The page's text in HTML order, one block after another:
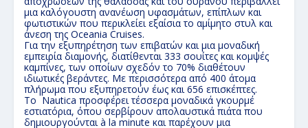
μια καλόγουστη ανανέωση υφασμάτων, επίπλων και
φωτιστικών που περικλείει εξαίσια το αμίμητο στυλ και
άνεση της Oceania Cruises.
Για την εξυπηρέτηση των επιβατών και μια μοναδική
εμπειρία διαμονής, διατίθενται 333 σουίτες και κομψές
καμπίνες, των οποίων σχεδόν το 70% διαθέτουν
ιδιωτικές βεράντες. Με περισσότερα από 400 άτομα
πλήρωμα που εξυπηρετούν έως και 656 επισκέπτες.
Το Nautica προσφέρει τέσσερα μοναδικά γκουρμέ
εστιατόρια, όπου σερβίρουν απολαυστικά πιάτα που
δημιουργούνται à la minute και παρέχουν μια